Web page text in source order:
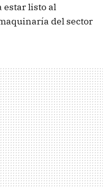
estar listo al
del sector